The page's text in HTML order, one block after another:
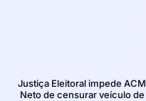
Justiça Eleitoral impede ACM
Neto de censurar veículo de